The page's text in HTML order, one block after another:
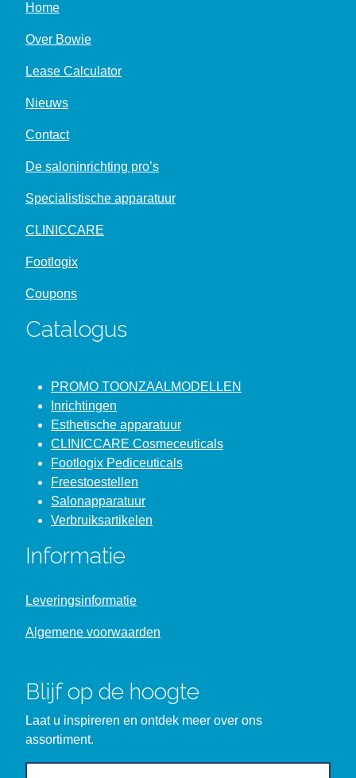
Home
Over Bowie
Lease Calculator
Nieuws
Contact
De saloninrichting pro’s
Specialistische apparatuur
CLINICCARE
Footlogix
Coupons
Catalogus
PROMO TOONZAALMODELLEN
Inrichtingen
Esthetische apparatuur
CLINICCARE Cosmeceuticals
Footlogix Pediceuticals
Freestoestellen
Salonapparatuur
Verbruiksartikelen
Informatie
Leveringsinformatie
Algemene voorwaarden
Blijf op de hoogte
Laat u inspireren en ontdek meer over ons
assortiment.